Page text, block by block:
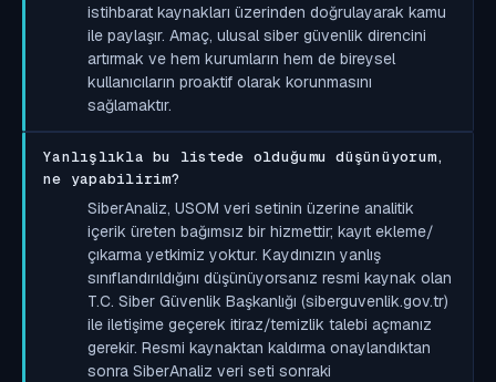
istihbarat kaynakları üzerinden doğrulayarak kamu
ile paylaşır. Amaç, ulusal siber güvenlik direncini
artırmak ve hem kurumların hem de bireysel
kullanıcıların proaktif olarak korunmasını
sağlamaktır.
Yanlışlıkla bu listede olduğumu düşünüyorum,
ne yapabilirim?
SiberAnaliz, USOM veri setinin üzerine analitik
içerik üreten bağımsız bir hizmettir; kayıt ekleme/
çıkarma yetkimiz yoktur. Kaydınızın yanlış
sınıflandırıldığını düşünüyorsanız resmi kaynak olan
T.C. Siber Güvenlik Başkanlığı (siberguvenlik.gov.tr)
ile iletişime geçerek itiraz/temizlik talebi açmanız
gerekir. Resmi kaynaktan kaldırma onaylandıktan
sonra SiberAnaliz veri seti sonraki